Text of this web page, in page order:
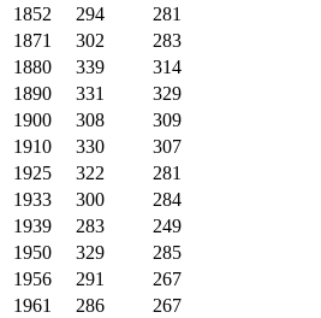
1852
294
281
1871
302
283
1880
339
314
1890
331
329
1900
308
309
1910
330
307
1925
322
281
1933
300
284
1939
283
249
1950
329
285
1956
291
267
1961
286
267